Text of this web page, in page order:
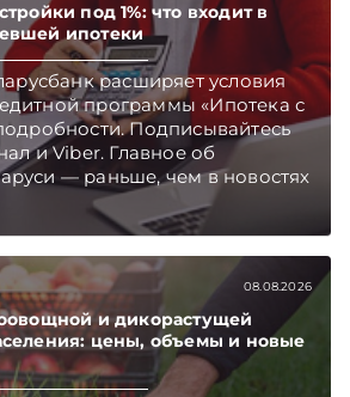
под 1%: что входит в
ипотеки
расширяет условия
программы «Ипотека с
Подписывайтесь
и Viber. Главное об
— раньше, чем в новостях
08.08.2026
и дикорастущей
цены, объемы и новые